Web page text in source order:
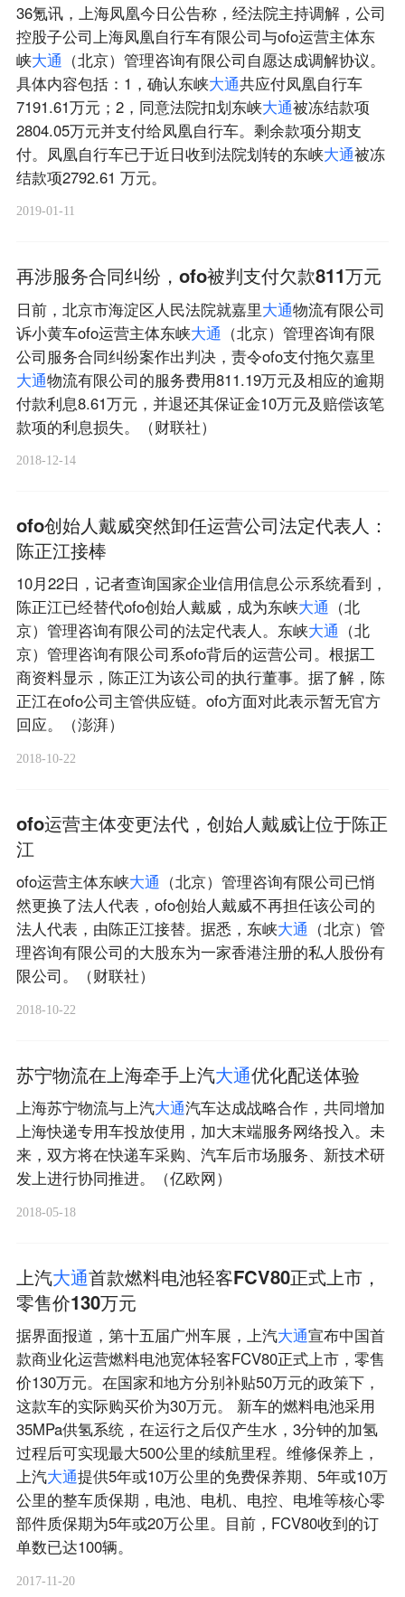
36氪讯，上海凤凰今日公告称，经法院主持调解，公司
控股子公司上海凤凰自行车有限公司与ofo运营主体东
峡大通 （北京）管理咨询有限公司自愿达成调解协议。
具体内容包括：1，确认东峡大通共应付凤凰自行车
7191.61万元；2，同意法院扣划东峡大通被冻结款项
2804.05万元并支付给凤凰自行车。剩余款项分期支
付。凤凰自行车已于近日收到法院划转的东峡大通被冻
结款项2792.61 万元。
2019-01-11
再涉服务合同纠纷，ofo被判支付欠款811万元
日前，北京市海淀区人民法院就嘉里大通物流有限公司
诉小黄车ofo运营主体东峡大通 （北京）管理咨询有限
公司服务合同纠纷案作出判决，责令ofo支付拖欠嘉里
大通物流有限公司的服务费用811.19万元及相应的逾期
付款利息8.61万元，并退还其保证金10万元及赔偿该笔
款项的利息损失。（财联社）
2018-12-14
ofo创始人戴威突然卸任运营公司法定代表人：
陈正江接棒
10月22日，记者查询国家企业信用信息公示系统看到，
陈正江已经替代ofo创始人戴威，成为东峡大通 （北
京）管理咨询有限公司的法定代表人。东峡大通 （北
京）管理咨询有限公司系ofo背后的运营公司。根据工
商资料显示，陈正江为该公司的执行董事。据了解，陈
正江在ofo公司主管供应链。ofo方面对此表示暂无官方
回应。（澎湃）
2018-10-22
ofo运营主体变更法代，创始人戴威让位于陈正
江
ofo运营主体东峡大通 （北京）管理咨询有限公司已悄
然更换了法人代表，ofo创始人戴威不再担任该公司的
法人代表，由陈正江接替。据悉，东峡大通 （北京）管
理咨询有限公司的大股东为一家香港注册的私人股份有
限公司。（财联社）
2018-10-22
苏宁物流在上海牵手上汽大通优化配送体验
上海苏宁物流与上汽大通汽车达成战略合作，共同增加
上海快递专用车投放使用，加大末端服务网络投入。未
来，双方将在快递车采购、汽车后市场服务、新技术研
发上进行协同推进。（亿欧网）
2018-05-18
上汽大通首款燃料电池轻客FCV80正式上市，
零售价130万元
据界面报道，第十五届广州车展，上汽大通宣布中国首
款商业化运营燃料电池宽体轻客FCV80正式上市，零售
价130万元。在国家和地方分别补贴50万元的政策下，
这款车的实际购买价为30万元。 新车的燃料电池采用
35MPa供氢系统，在运行之后仅产生水，3分钟的加氢
过程后可实现最大500公里的续航里程。维修保养上，
上汽大通提供5年或10万公里的免费保养期、5年或10万
公里的整车质保期，电池、电机、电控、电堆等核心零
部件质保期为5年或20万公里。目前，FCV80收到的订
单数已达100辆。
2017-11-20